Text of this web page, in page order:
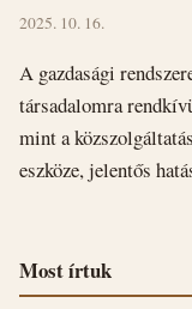
2025. 10. 16.
A gazdasági
társadalomra
mint a
eszköze, jelentős
Most írtuk